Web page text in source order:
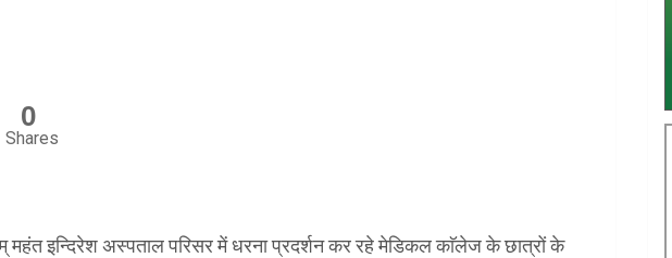
0
Shares
महंत इन्दिरेश अस्पताल परिसर में धरना प्रदर्शन कर रहे मेडिकल काॅलेज के छात्रों के